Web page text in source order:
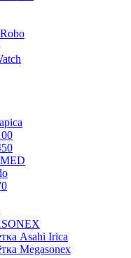
Asahi Irica
Megasonex